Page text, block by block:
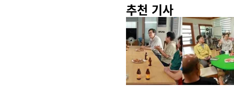
추천 기사